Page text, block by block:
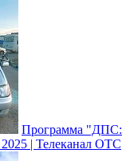
Программа "ДПС:
| Телеканал ОТС